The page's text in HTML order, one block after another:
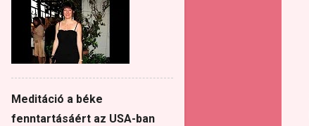
Meditáció a béke
fenntartásáért az USA-ban